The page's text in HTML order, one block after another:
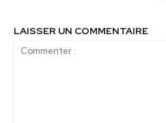
LAISSER UN COMMENTAIRE